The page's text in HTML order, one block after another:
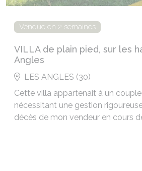
Vendue en 2 semaines
VILLA de plain pied, sur les
Angles
LES ANGLES (30)
Cette villa appartenait à un
nécessitant une gestion
décès de mon vendeur en cours